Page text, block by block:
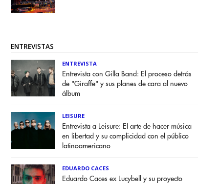
ENTREVISTAS
ENTREVISTA
Entrevista con Gilla Band: El proceso detrás
de "Giraffe" y sus planes de cara al nuevo
álbum
LEISURE
Entrevista a Leisure: El arte de hacer música
en libertad y su complicidad con el público
latinoamericano
EDUARDO CACES
Eduardo Caces ex Lucybell y su proyecto